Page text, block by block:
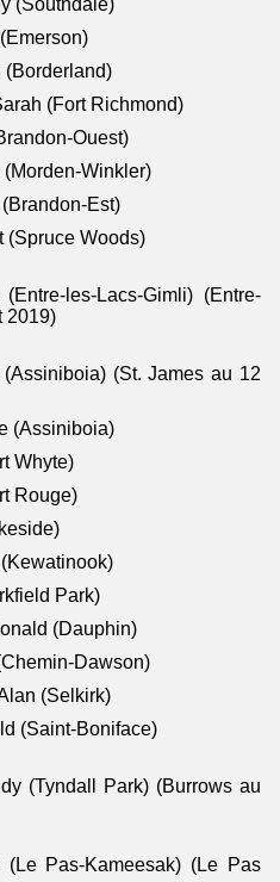
(Borderland)
(Fort Richmond)
Ouest)
Winkler)
Est)
(Spruce Woods)
les-Lacs-Gimli) (Entre-
2019)
(St. James au 12
(Assiniboia)
Whyte)
Rouge)
Park)
(Dauphin)
Dawson)
(Selkirk)
(Saint-Boniface)
(Tyndall Park) (Burrows au
(Le Pas-Kameesak) (Le Pas